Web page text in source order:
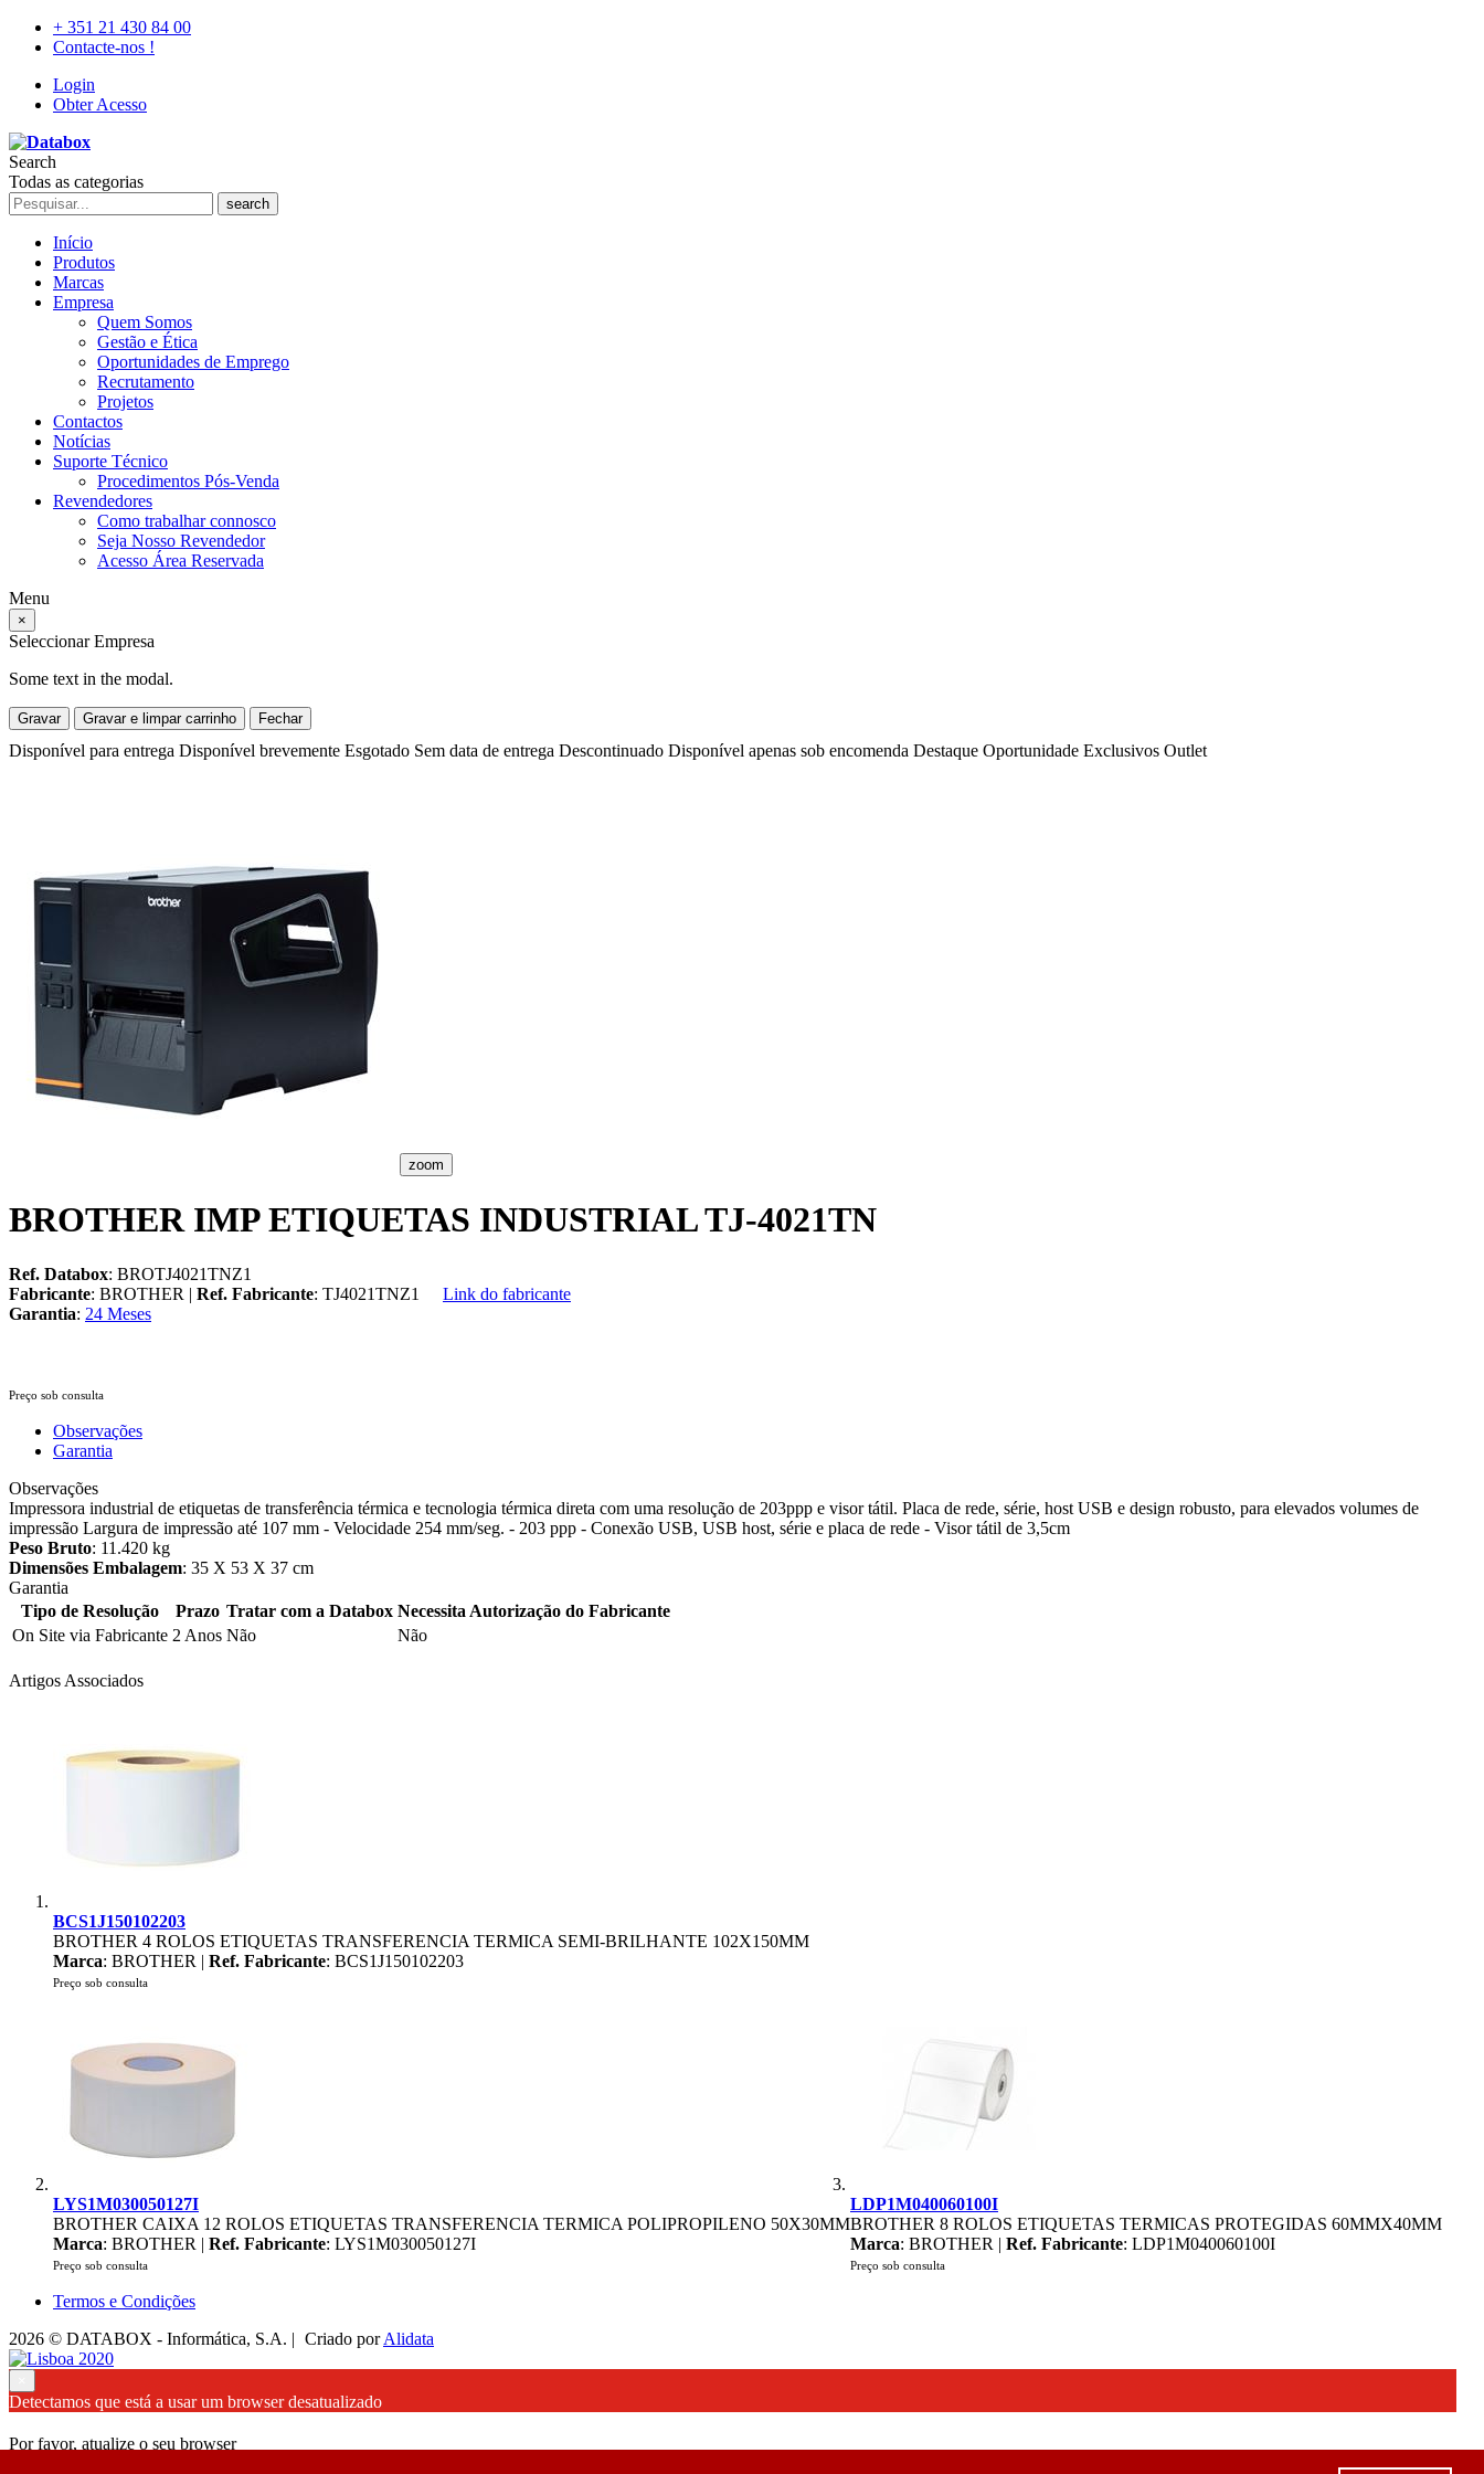
+ 351 21 430 84 00
Contacte-nos !
Login
Obter Acesso
Search
Todas as categorias
search
Início
Produtos
Marcas
Empresa
Quem Somos
Gestão e Ética
Oportunidades de Emprego
Recrutamento
Projetos
Contactos
Notícias
Suporte Técnico
Procedimentos Pós-Venda
Revendedores
Como trabalhar connosco
Seja Nosso Revendedor
Acesso Área Reservada
Menu
×
Seleccionar Empresa
Some text in the modal.
Gravar Gravar e limpar carrinho Fechar
Disponível para entrega Disponível brevemente Esgotado Sem data de entrega Descontinuado Disponível apenas sob encomenda Destaque Oportunidade Exclusivos Outlet
zoom
BROTHER IMP ETIQUETAS INDUSTRIAL TJ-4021TN
Ref. Databox: BROTJ4021TNZ1
Fabricante: BROTHER | Ref. Fabricante: TJ4021TNZ1
Link do fabricante
Garantia: 24 Meses
Preço sob consulta
Observações
Garantia
Observações
Impressora industrial de etiquetas de transferência térmica e tecnologia térmica direta com uma resolução de 203ppp e visor tátil. Placa de rede, série, host USB e design robusto, para elevados volumes de
impressão Largura de impressão até 107 mm - Velocidade 254 mm/seg. - 203 ppp - Conexão USB, USB host, série e placa de rede - Visor tátil de 3,5cm
Peso Bruto: 11.420 kg
Dimensões Embalagem: 35 X 53 X 37 cm
Garantia
Tipo de Resolução
Prazo Tratar com a Databox Necessita Autorização do Fabricante
On Site via Fabricante 2 Anos Não Não
Artigos Associados
BCS1J150102203
BROTHER 4 ROLOS ETIQUETAS TRANSFERENCIA TERMICA SEMI-BRILHANTE 102X150MM
Marca: BROTHER | Ref. Fabricante: BCS1J150102203
Preço sob consulta
LYS1M030050127I
BROTHER CAIXA 12 ROLOS ETIQUETAS TRANSFERENCIA TERMICA POLIPROPILENO 50X30MM
Marca: BROTHER | Ref. Fabricante: LYS1M030050127I
Preço sob consulta
LDP1M040060100I
BROTHER 8 ROLOS ETIQUETAS TERMICAS PROTEGIDAS 60MMX40MM
Marca: BROTHER | Ref. Fabricante: LDP1M040060100I
Preço sob consulta
Termos e Condições
2026 © DATABOX - Informática, S.A. | Criado porAlidata
Detectamos que está a usar um browser desatualizado
Por favor, atualize o seu browser